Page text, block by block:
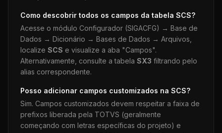
Como descobrir todos os campos da tabela SCS?
Acesse o módulo Configurador (SIGACFG) → Base de
Dados → Dicionário → Bases de Dados → Arquivos,
localize SCS e visualize a aba "Campos".
Alternativamente, consulte a tabela SX3 filtrando pelo
alias correspondente.
Posso adicionar campos customizados na SCS?
Sim. Campos customizados devem respeitar a faixa de
prefixos liberada pela TOTVS (geralmente
começando com letras específicas do projeto) e